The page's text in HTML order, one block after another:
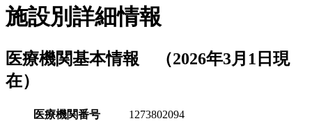
施設別詳細情報
医療機関基本情報 （2026年3月1日現
在）
医療機関番号 1273802094